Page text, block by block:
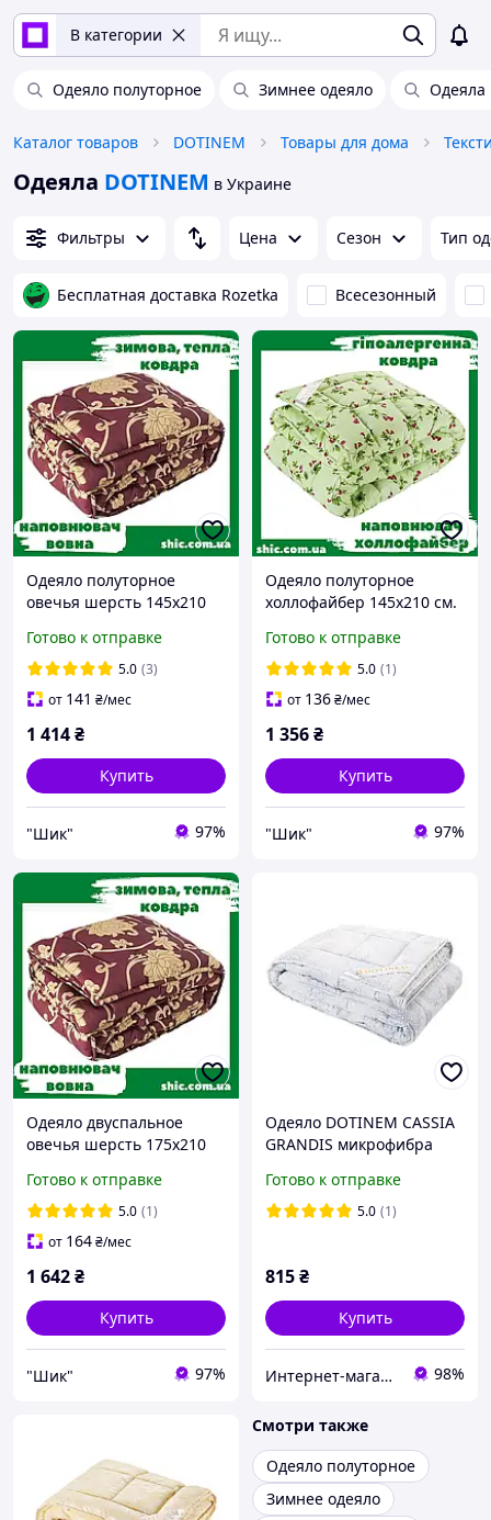
В категории
Одеяло полуторное Зимнее одеяло Одеяла
Каталог товаров DOTINEM Товары для дома
Одеяла DOTINEM в Украине
Фильтры Цена Сезон Тип
Бесплатная доставка Rozetka Всесезонный
Одеяло полуторное
овечья шерсть 145х210
полуторка. Одеяло
шерстяное полуторное.
Готово к отправке
5.0 (3)
от 141 ₴/мес
1 414₴
Купить
"Шик" 97%
Одеяло полуторное
холлофайбер 145х210 см.
Стеганые одеяла. Одеяло
зимнее.
Готово к отправке
5.0 (1)
от 136₴/мес
1 356₴
Купить
"Шик" 97%
Одеяло двуспальное
овечья шерсть 175х210
двушка. Одеяло
шерстяное двуспальное.
Готово к отправке
5.0 (1)
от 164₴/мес
1 642₴
Купить
"Шик" 97%
Одеяло DOTINEM CASSIA
GRANDIS микрофибра
145х210 см (212172-1)
Готово к отправке
5.0 (1)
815₴
Купить
Интернет-магазин домашнего текстиля DOTINEM 98%
Смотри также
Одеяло полуторное
Зимнее одеяло